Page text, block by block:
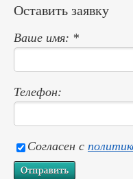
Оставить заявку
Ваше имя: *
Телефон:
Согласен с